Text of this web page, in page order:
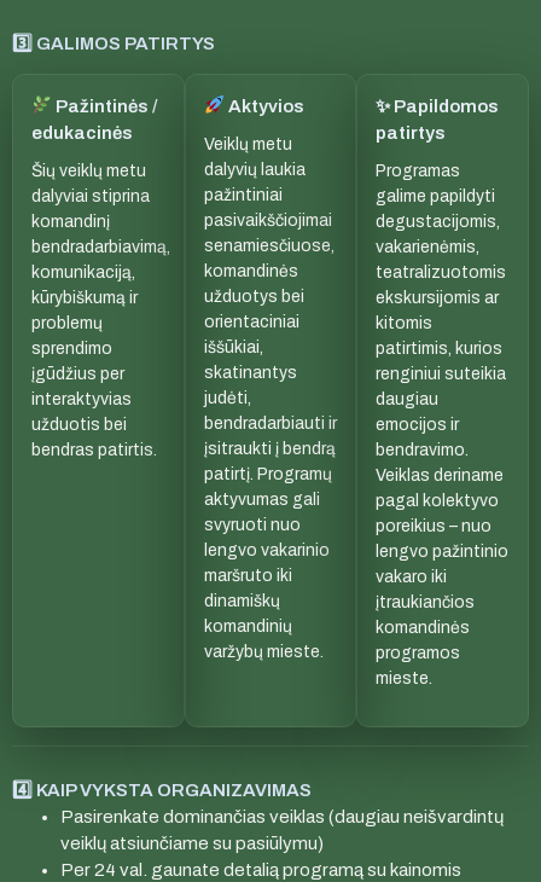
3️⃣ GALIMOS PATIRTYS
Pažintinės /
edukacinės
Šių veiklų metu
dalyviai stiprina
komandinį
bendradarbiavimą,
komunikaciją,
kūrybiškumą ir
problemų
sprendimo
įgūdžius per
interaktyvias
užduotis bei
bendras patirtis.
Aktyvios
Veiklų metu
dalyvių laukia
pažintiniai
pasivaikščiojimai
senamiesčiuose,
komandinės
užduotys bei
orientaciniai
iššūkiai,
skatinantys
judėti,
bendradarbiauti ir
įsitraukti į bendrą
patirtį. Programų
aktyvumas gali
svyruoti nuo
lengvo vakarinio
maršruto iki
dinamiškų
komandinių
varžybų mieste.
✨ Papildomos
patirtys
Programas
galime papildyti
degustacijomis,
vakarienėmis,
teatralizuotomis
ekskursijomis ar
kitomis
patirtimis, kurios
renginiui suteikia
daugiau
emocijos ir
bendravimo.
Veiklas deriname
pagal kolektyvo
poreikius – nuo
lengvo pažintinio
vakaro iki
įtraukiančios
komandinės
programos
mieste.
4️⃣ KAIP VYKSTA ORGANIZAVIMAS
Pasirenkate dominančias veiklas (daugiau neišvardintų
veiklų atsiunčiame su pasiūlymu)
Per 24 val. gaunate detalią programą su kainomis